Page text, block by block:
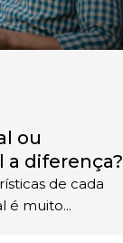
ou
a diferença?
de cada
é muito...